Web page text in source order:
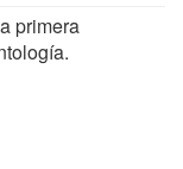
primera